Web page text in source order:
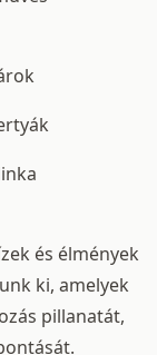
és élmények
ki, amelyek
pillanatát,